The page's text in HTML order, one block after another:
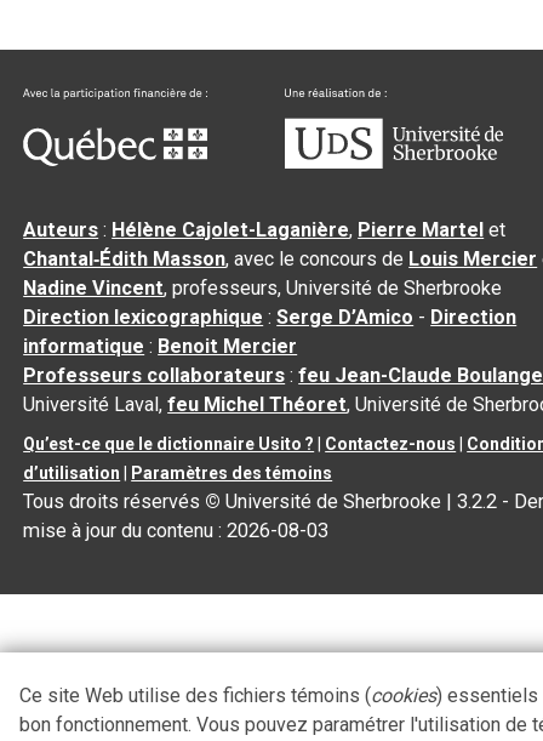
Auteurs : Hélène Cajolet-Laganière, Pierre Martel et
Chantal‑Édith Masson, avec le concours de Louis Mercier
Nadine Vincent, professeurs, Université de Sherbrooke
Direction lexicographique :Serge D’Amico - Direction
informatique : Benoit Mercier
Professeurs collaborateurs :feu Jean-Claude
Université Laval,feu Michel Théoret, Université de
Qu’est-ce que le dictionnaire Usito ? Contactez-nous
d’utilisation
Paramètres des témoins
Tous droits réservés © Université de Sherbrooke |3.2.2 -
mise à jour du contenu :2026-08-03
Ce site Web utilise des fichiers témoins (cookies) essentiels
bon fonctionnement. Vous pouvez paramétrer l'utilisation de